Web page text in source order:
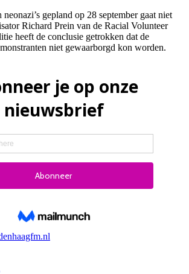
gepland op 28 september gaat niet
Richard Prein van de Racial Volunteer
heeft de conclusie getrokken dat de
niet gewaarborgd kon worden.